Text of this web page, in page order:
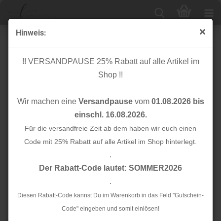
Hinweis:
!! VERSANDPAUSE 25% Rabatt auf alle Artikel im
Shop !!
Wir machen eine Versandpausevom 01.08.2026 bis
einschl. 16.08.2026.
Für die versandfreie Zeit ab dem haben wir euch einen
Code mit 25% Rabatt auf alle Artikel im Shop hinterlegt.
.
Der Rabatt-Code lautet: SOMMER2026
.
Diesen Rabatt-Code kannst Du im Warenkorb in das Feld "Gutschein-
Code" eingeben und somit einlösen!
Papierschnittmuster - Shirt mit Kuschelkragen No. 58 -
Kinder- Lillesol & Pelle